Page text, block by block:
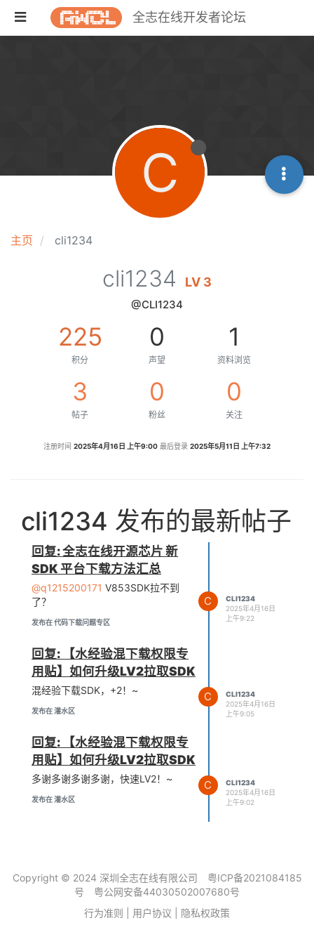
全志在线开发者论坛
主页 cli1234
C
cli1234 LV 3
@CLI1234
225
积分
0
声望
1
资料浏览
3
帖子
0
粉丝
0
关注
注册时间 2025年4月16日 上午9:00 最后登录 2025年5月11日 上午7:32
cli1234 发布的最新帖子
回复: 全志在线开源芯片 新
SDK 平台下载方法汇总
@q1215200171 V853SDK拉不到
了？
发布在 代码下载问题专区
C
CLI1234
2025年4月16日
上午9:22
回复: 【水经验混下载权限专
用贴】如何升级LV2拉取SDK
混经验下载SDK，+2！~
发布在 灌水区
C
CLI1234
2025年4月16日
上午9:05
回复: 【水经验混下载权限专
用贴】如何升级LV2拉取SDK
多谢多谢多谢多谢，快速LV2！~
发布在 灌水区
C
CLI1234
2025年4月16日
上午9:02
Copyright © 2024 深圳全志在线有限公司
粤ICP备2021084185
号
粤公网安备44030502007680号
行为准则
用户协议 隐私权政策